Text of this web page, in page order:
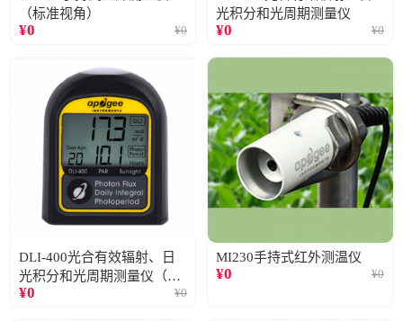
（标准视角）
¥0 ¥0
光积分和光周期测量仪
¥0 ¥0
DLI-400光合有效辐射、日
光积分和光周期测量仪（仅
阳光）
¥0 ¥0
MI230手持式红外测温仪
¥0 ¥0